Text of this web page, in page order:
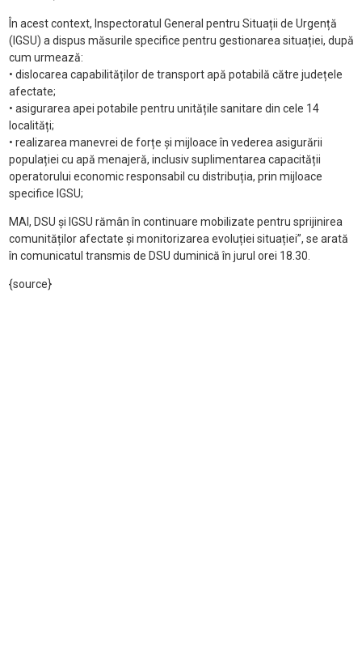
În acest context, Inspectoratul General pentru Situații de Urgență
(IGSU) a dispus măsurile specifice pentru gestionarea situației, după
cum urmează:
• dislocarea capabilităților de transport apă potabilă către județele
afectate;
• asigurarea apei potabile pentru unitățile sanitare din cele 14
localități;
• realizarea manevrei de forțe și mijloace în vederea asigurării
populației cu apă menajeră, inclusiv suplimentarea capacității
operatorului economic responsabil cu distribuția, prin mijloace
specifice IGSU;
MAI, DSU și IGSU rămân în continuare mobilizate pentru sprijinirea
comunităților afectate și monitorizarea evoluției situației”, se arată
în comunicatul transmis de DSU duminică în jurul orei 18.30.
{source}